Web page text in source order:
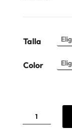
Talla
Color
Pulsera
Beads
Anas